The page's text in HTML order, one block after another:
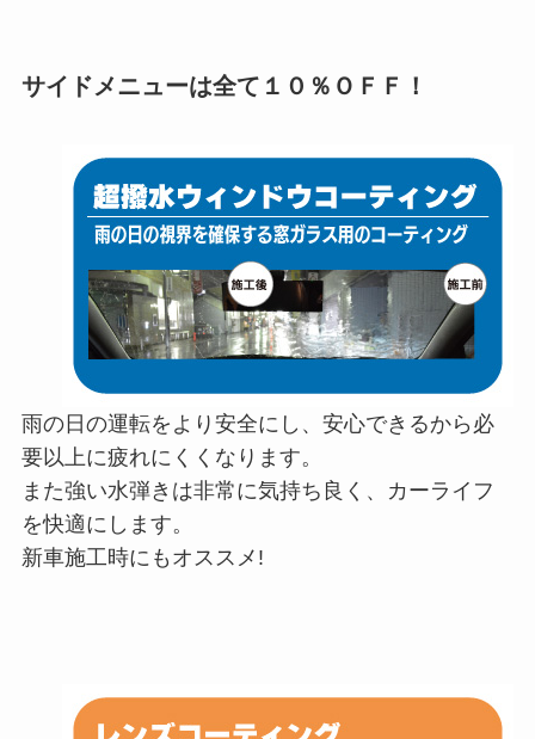
サイドメニューは全て１０％ＯＦＦ！
雨の日の運転をより安全にし、安心できるから必
要以上に疲れにくくなります。
また強い水弾きは非常に気持ち良く、カーライフ
を快適にします。
新車施工時にもオススメ!